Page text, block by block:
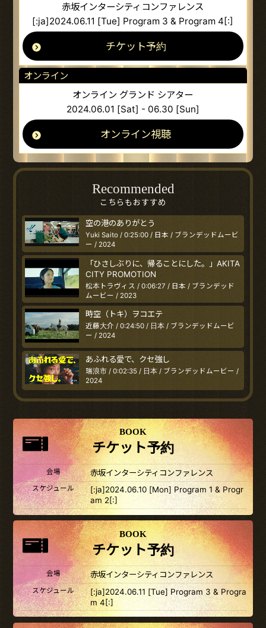
赤坂インターシティコンファレンス
[:ja]2024.06.11 [Tue] Program 3 & Program 4[:]
チケット予約
オンライン
オンライン グランド シアター
2024.06.01 [Sat] - 06.30 [Sun]
オンライン視聴
Recommended
こちらもおすすめ
空の港のありがとう
Yuki Saito / 0:25:00 / 日本 / ブランデッドムービ
ー / 2024
「ひさしぶりに、帰ることにした。」AKITA
CITY PROMOTION
松本トラヴィス / 0:06:27 / 日本 / ブランデッド
ムービー / 2023
時空（トキ）ヲコエテ
近藤大介 / 0:24:50 / 日本 / ブランデッドムービ
ー / 2024
あふれる愛で、クセ強し
瑞浪市 / 0:02:35 / 日本 / ブランデッドムービー /
2024
BOOK
チケット予約
会場 赤坂インターシティコンファレンス
スケジュール
[:ja]2024.06.10 [Mon] Program 1 & Progr
am 2[:]
BOOK
チケット予約
会場 赤坂インターシティコンファレンス
スケジュール
[:ja]2024.06.11 [Tue] Program 3 & Progra
m 4[:]